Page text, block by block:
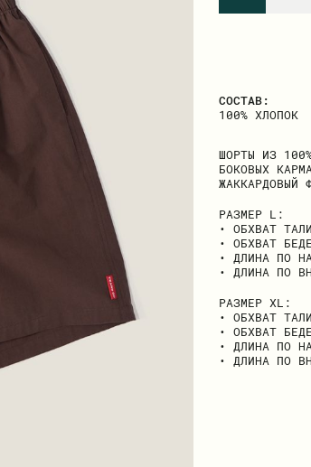
СОСТАВ:
100% ХЛОПОК
ШОРТЫ ИЗ
БОКОВЫХ
ЖАККАРДОВЫЙ
РАЗМЕР L:
• ОБХВАТ
• ОБХВАТ
• ДЛИНА ПО
• ДЛИНА ПО
РАЗМЕР ХL:
• ОБХВАТ
• ОБХВАТ
• ДЛИНА ПО
• ДЛИНА ПО